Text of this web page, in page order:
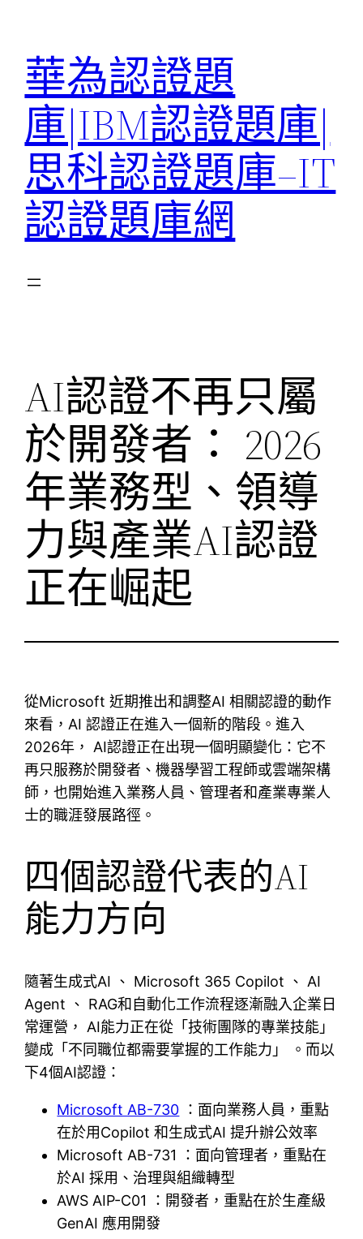
華為認證題
庫|IBM認證題庫|
思科認證題庫–IT
認證題庫網
AI認證不再只屬
於開發者： 2026
年業務型、領導
力與產業AI認證
正在崛起
從Microsoft 近期推出和調整AI 相關認證的動作
來看，AI 認證正在進入一個新的階段。進入
2026年， AI認證正在出現一個明顯變化：它不
再只服務於開發者、機器學習工程師或雲端架構
師，也開始進入業務人員、管理者和產業專業人
士的職涯發展路徑。
四個認證代表的AI
能力方向
隨著生成式AI 、 Microsoft 365 Copilot 、 AI
Agent 、 RAG和自動化工作流程逐漸融入企業日
常運營， AI能力正在從「技術團隊的專業技能」
變成「不同職位都需要掌握的工作能力」 。而以
下4個AI認證：
Microsoft AB-730 ：面向業務人員，重點
在於用Copilot 和生成式AI 提升辦公效率
Microsoft AB-731 ：面向管理者，重點在
於AI 採用、治理與組織轉型
AWS AIP-C01 ：開發者，重點在於生產級
GenAI 應用開發